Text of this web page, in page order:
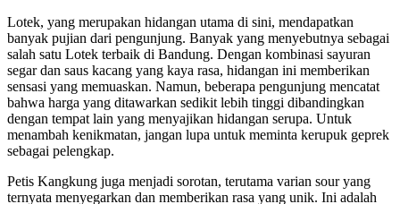
Lotek, yang merupakan hidangan utama di sini, mendapatkan
banyak pujian dari pengunjung. Banyak yang menyebutnya sebagai
salah satu Lotek terbaik di Bandung. Dengan kombinasi sayuran
segar dan saus kacang yang kaya rasa, hidangan ini memberikan
sensasi yang memuaskan. Namun, beberapa pengunjung mencatat
bahwa harga yang ditawarkan sedikit lebih tinggi dibandingkan
dengan tempat lain yang menyajikan hidangan serupa. Untuk
menambah kenikmatan, jangan lupa untuk meminta kerupuk geprek
sebagai pelengkap.
Petis Kangkung juga menjadi sorotan, terutama varian sour yang
ternyata menyegarkan dan memberikan rasa yang unik. Ini adalah